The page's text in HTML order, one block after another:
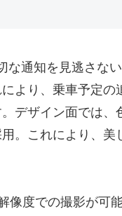
通知を見逃さな
より、乗車予定の
デザイン面では、
。これにより、美
像度での撮影が可